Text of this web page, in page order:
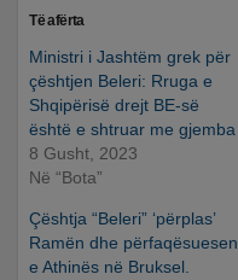
Të afërta
Ministri i Jashtëm grek për
çështjen Beleri: Rruga e
Shqipërisë drejt BE-së
është e shtruar me gjemba
8 Gusht, 2023
Në “Bota”
Çështja “Beleri” ‘përplas’
Ramën dhe përfaqësuesen
e Athinës në Bruksel.